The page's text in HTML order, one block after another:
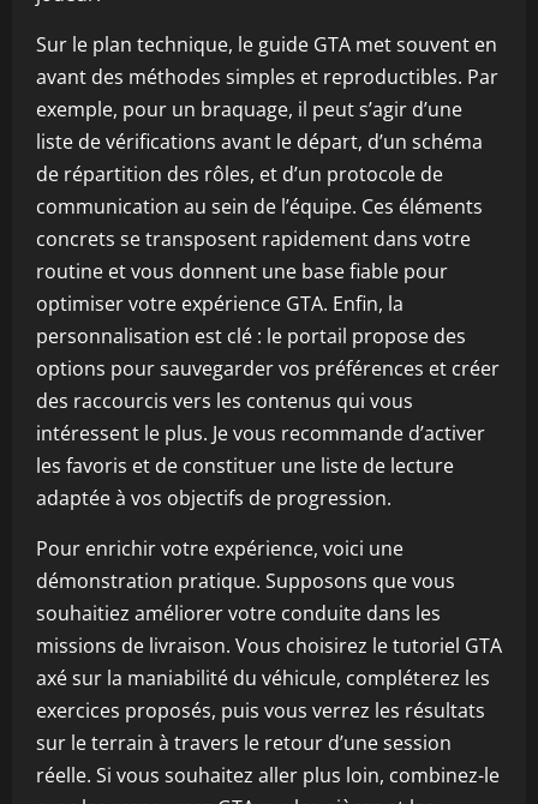
Sur le plan technique, le guide GTA met souvent en
avant des méthodes simples et reproductibles. Par
exemple, pour un braquage, il peut s’agir d’une
liste de vérifications avant le départ, d’un schéma
de répartition des rôles, et d’un protocole de
communication au sein de l’équipe. Ces éléments
concrets se transposent rapidement dans votre
routine et vous donnent une base fiable pour
optimiser votre expérience GTA. Enfin, la
personnalisation est clé : le portail propose des
options pour sauvegarder vos préférences et créer
des raccourcis vers les contenus qui vous
intéressent le plus. Je vous recommande d’activer
les favoris et de constituer une liste de lecture
adaptée à vos objectifs de progression.
Pour enrichir votre expérience, voici une
démonstration pratique. Supposons que vous
souhaitiez améliorer votre conduite dans les
missions de livraison. Vous choisirez le tutoriel GTA
axé sur la maniabilité du véhicule, compléterez les
exercices proposés, puis vous verrez les résultats
sur le terrain à travers le retour d’une session
réelle. Si vous souhaitez aller plus loin, combinez-le